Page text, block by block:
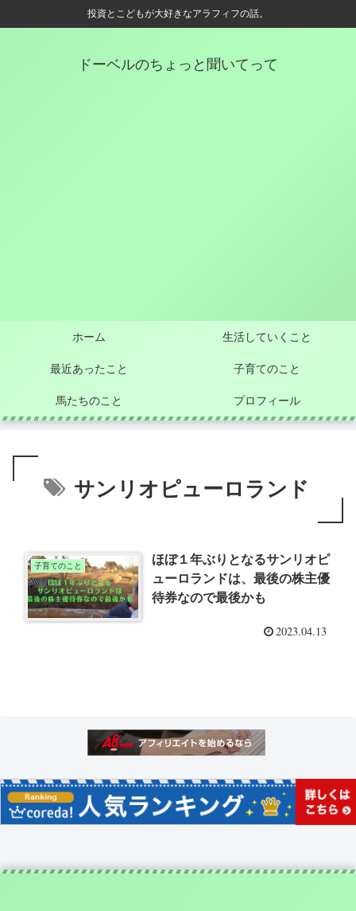
投資とこどもが大好きなアラフィフの話。
ドーベルのちょっと聞いてって
ホーム 生活していくこと
最近あったこと 子育てのこと
馬たちのこと プロフィール
サンリオピューロランド
子育てのこと
ほぼ１年ぶりとなるサンリオピ
ューロランドは、最後の株主優
待券なので最後かも
2023.04.13